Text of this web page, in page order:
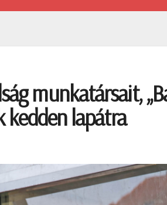
munkatársait,
kedden lapátra